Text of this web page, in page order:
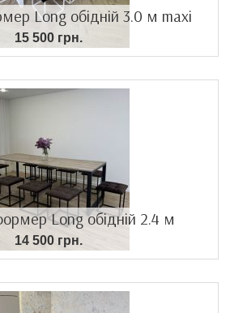
Long обідній 3.0 м maxi
15 500 грн.
Long обідній 2.4 м
14 500 грн.